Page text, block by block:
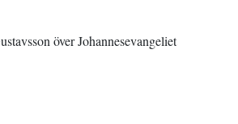
över Johannesevangeliet
den 31 maj 2026.
på roseniuskyrkan.se eller